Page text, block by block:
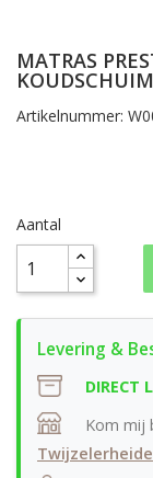
MATRAS
Artikelnummer:
Aantal
DIRECT
Kom mij
Twijzelerheide